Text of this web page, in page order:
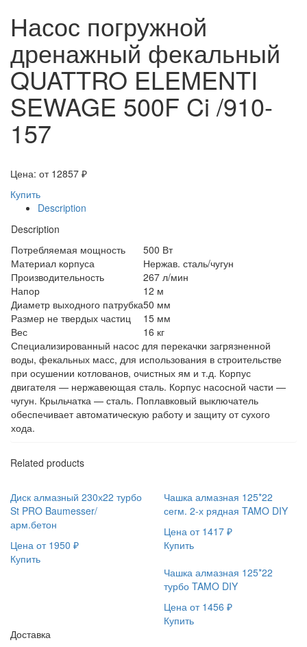
Насос погружной
дренажный фекальный
QUATTRO ELEMENTI
SEWAGE 500F Ci /910-
157
Цена: от 12857 ₽
Купить
Description
Description
Потребляемая мощность
500 Вт
Материал корпуса
Нержав. сталь/чугун
Производительность
267 л/мин
Напор
12 м
Диаметр выходного патрубка50 мм
Размер не твердых частиц
15 мм
Вес
16 кг
Специализированный насос для перекачки загрязненной
воды, фекальных масс, для использования в строительстве
при осушении котлованов, очистных ям и т.д. Корпус
двигателя — нержавеющая сталь. Корпус насосной части —
чугун. Крыльчатка — сталь. Поплавковый выключатель
обеспечивает автоматическую работу и защиту от сухого
хода.
Related products
Диск алмазный 230х22 турбо
St PRO Baumesser/
арм.бетон
Цена от 1950 ₽
Купить
Чашка алмазная 125*22
сегм. 2-х рядная TAMO DIY
Цена от 1417 ₽
Купить
Чашка алмазная 125*22
турбо TAMO DIY
Цена от 1456 ₽
Купить
Доставка